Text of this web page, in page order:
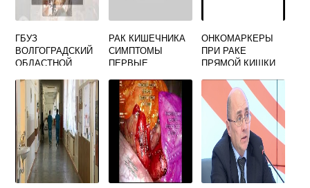
ГБУЗ
ВОЛГОГРАДСКИЙ
ОБЛАСТНОЙ
ОНКОЛОГИЧЕСКИ
Й ДИСПАНСЕР
РАК КИШЕЧНИКА
СИМПТОМЫ
ПЕРВЫЕ
ЖЕНЩИН
ОНКОМАРКЕРЫ
ПРИ РАКЕ
ПРЯМОЙ КИШКИ